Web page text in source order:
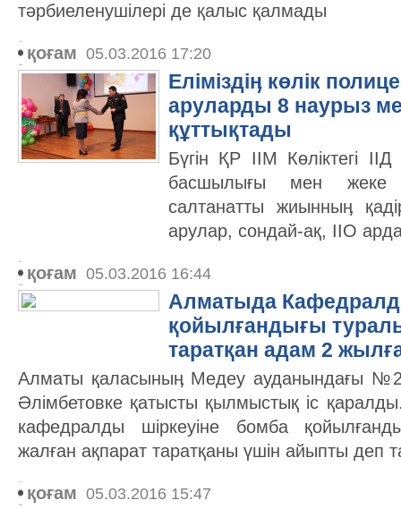
тәрбиеленушілері де қалыс қалмады
қоғам 05.03.2016 17:20
Еліміздіӊ көлік
аруларды 8 наурыз
құттықтады
Бүгін ҚР ІІМ Көліктегі
басшылығы мен
салтанатты жиынныӊ
арулар, сондай-ақ, ІІО
қоғам 05.03.2016 16:44
Алматыда
қойылғандығы
таратқан адам 2
Алматы қаласыныӊ Медеу ауданындағы
Әлімбетовке қатысты қылмыстық іс
кафедралды шіркеуіне бомба
жалған ақпарат таратқаны үшін айыпты деп
қоғам 05.03.2016 15:47